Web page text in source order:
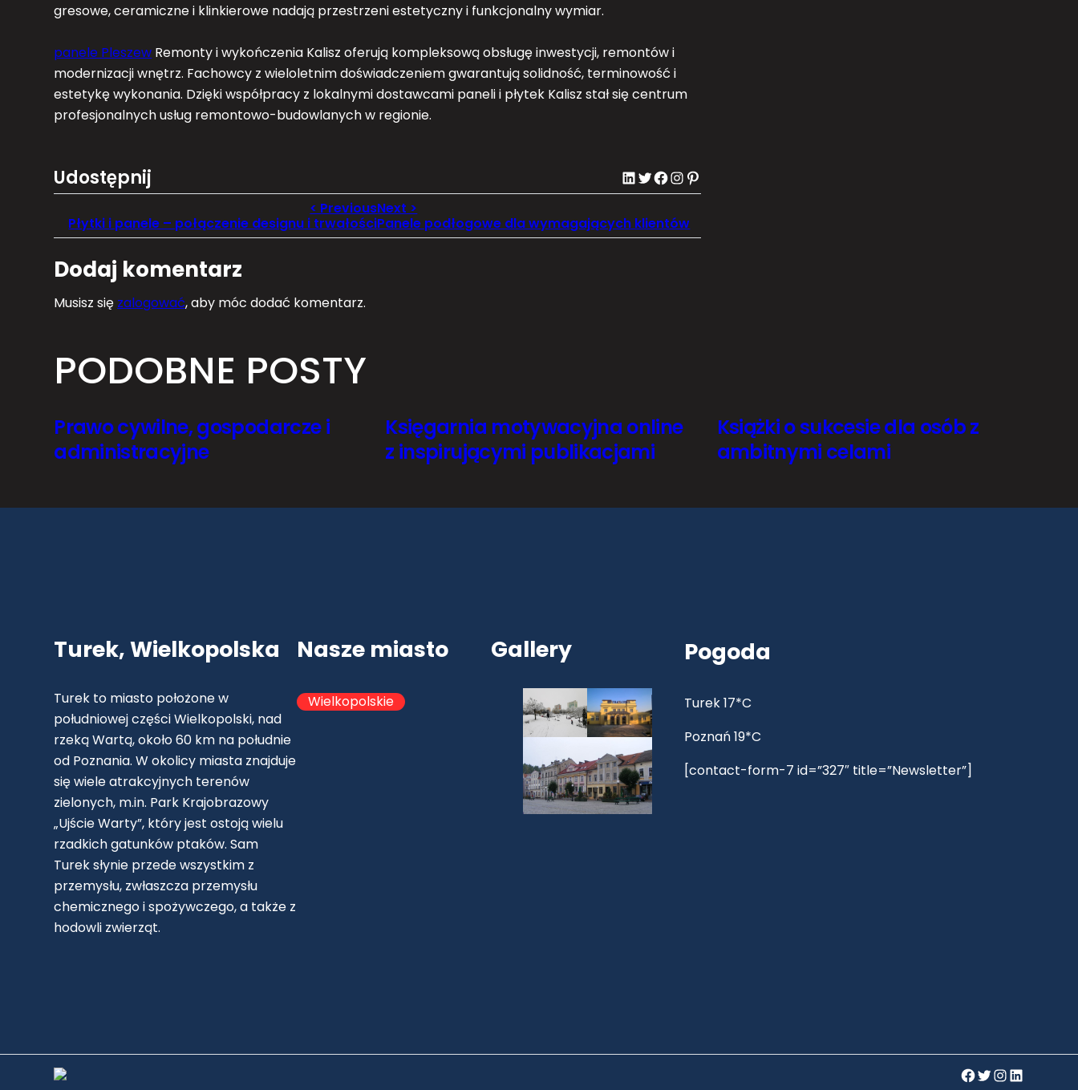
gresowe, ceramiczne i klinkierowe nadają przestrzeni estetyczny i funkcjonalny wymiar.
panele Pleszew Remonty i wykończenia Kalisz oferują kompleksową obsługę inwestycji, remontów i
modernizacji wnętrz. Fachowcy z wieloletnim doświadczeniem gwarantują solidność, terminowość i
estetykę wykonania. Dzięki współpracy z lokalnymi dostawcami paneli i płytek Kalisz stał się centrum
profesjonalnych usług remontowo-budowlanych w regionie.
Udostępnij LinkedIn Twitter Facebook Instagram Pinterest
Płytki i panele – połączenie designu i trwałościPanele podłogowe dla wymagających klientów
Dodaj komentarz
Musisz się zalogować, aby móc dodać komentarz.
PODOBNE POSTY
Prawo cywilne, gospodarcze i
administracyjne
Księgarnia motywacyjna online
z inspirującymi publikacjami
Książki o sukcesie dla osób z
ambitnymi celami
Turek, Wielkopolska
Turek to miasto położone w
południowej części Wielkopolski, nad
rzeką Wartą, około 60 km na południe
od Poznania. W okolicy miasta znajduje
się wiele atrakcyjnych terenów
zielonych, m.in. Park Krajobrazowy
„Ujście Warty”, który jest ostoją wielu
rzadkich gatunków ptaków. Sam
Turek słynie przede wszystkim z
przemysłu, zwłaszcza przemysłu
chemicznego i spożywczego, a także z
hodowli zwierząt.
Nasze miasto
Wielkopolskie
Gallery Pogoda
Turek 17*C
Poznań 19*C
[contact-form-7 id=”327″ title=”Newsletter”]
Facebook Twitter Instagram LinkedIn